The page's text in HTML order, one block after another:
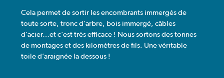
Cela permet de sortir les encombrants immergés de
toute sorte, tronc d’arbre, bois immergé, câbles
d’acier…et c’est très efficace ! Nous sortons des tonnes
de montages et des kilomètres de fils. Une véritable
toile d’araignée la dessous !